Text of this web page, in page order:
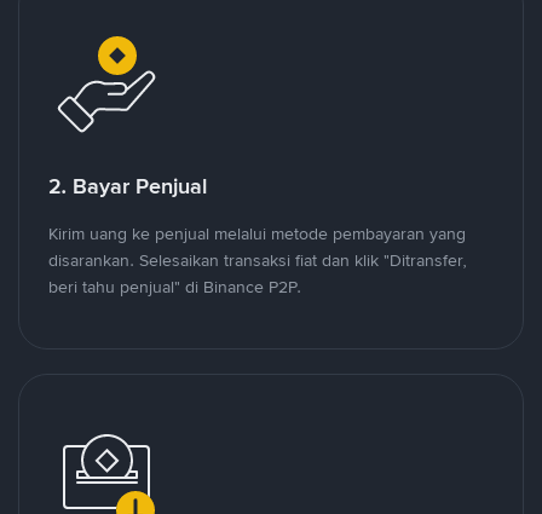
2. Bayar Penjual
Kirim uang ke penjual melalui metode pembayaran yang
disarankan. Selesaikan transaksi fiat dan klik "Ditransfer,
beri tahu penjual" di Binance P2P.